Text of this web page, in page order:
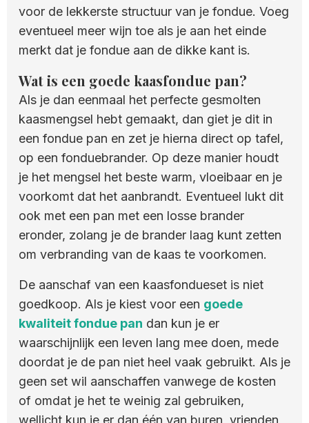
voor de lekkerste structuur van je fondue. Voeg
eventueel meer wijn toe als je aan het einde
merkt dat je fondue aan de dikke kant is.
Wat is een goede kaasfondue pan?
Als je dan eenmaal het perfecte gesmolten
kaasmengsel hebt gemaakt, dan giet je dit in
een fondue pan en zet je hierna direct op tafel,
op een fonduebrander. Op deze manier houdt
je het mengsel het beste warm, vloeibaar en je
voorkomt dat het aanbrandt. Eventueel lukt dit
ook met een pan met een losse brander
eronder, zolang je de brander laag kunt zetten
om verbranding van de kaas te voorkomen.
De aanschaf van een kaasfondueset is niet
goedkoop. Als je kiest voor een goede
kwaliteit fondue pan dan kun je er
waarschijnlijk een leven lang mee doen, mede
doordat je de pan niet heel vaak gebruikt. Als je
geen set wil aanschaffen vanwege de kosten
of omdat je het te weinig zal gebruiken,
wellicht kun je er dan één van buren, vrienden